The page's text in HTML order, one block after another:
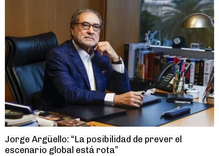
Jorge Argüello: “La posibilidad de prever el
escenario global está rota”